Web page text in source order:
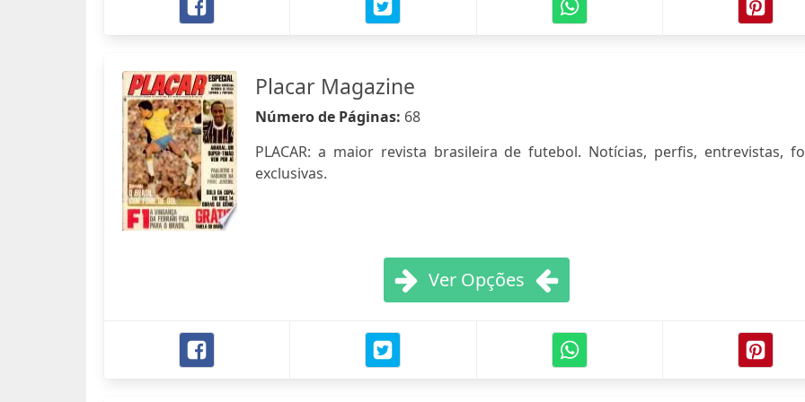
Placar Magazine
Número de Páginas: 68
PLACAR: a maior revista brasileira de futebol. Notícias, perfis, entrevistas,
exclusivas.
Ver Opções